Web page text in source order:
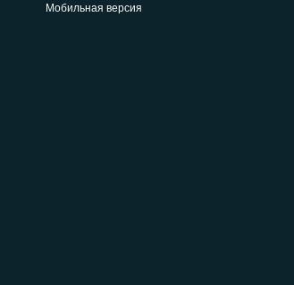
Мобильная версия